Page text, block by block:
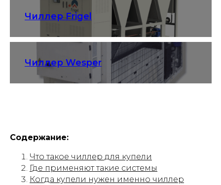
Чиллер Frigel
Чиллер Wesper
Содержание:
Что такое чиллер для купели
Где применяют такие системы
Когда купели нужен именно чиллер